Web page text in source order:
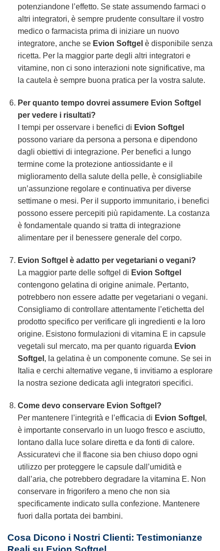
potenziandone l’effetto. Se state assumendo farmaci o
altri integratori, è sempre prudente consultare il vostro
medico o farmacista prima di iniziare un nuovo
integratore, anche se Evion Softgel è disponibile senza
ricetta. Per la maggior parte degli altri integratori e
vitamine, non ci sono interazioni note significative, ma
la cautela è sempre buona pratica per la vostra salute.
Per quanto tempo dovrei assumere Evion Softgel
per vedere i risultati?
I tempi per osservare i benefici di Evion Softgel
possono variare da persona a persona e dipendono
dagli obiettivi di integrazione. Per benefici a lungo
termine come la protezione antiossidante e il
miglioramento della salute della pelle, è consigliabile
un’assunzione regolare e continuativa per diverse
settimane o mesi. Per il supporto immunitario, i benefici
possono essere percepiti più rapidamente. La costanza
è fondamentale quando si tratta di integrazione
alimentare per il benessere generale del corpo.
Evion Softgel è adatto per vegetariani o vegani?
La maggior parte delle softgel di Evion Softgel
contengono gelatina di origine animale. Pertanto,
potrebbero non essere adatte per vegetariani o vegani.
Consigliamo di controllare attentamente l’etichetta del
prodotto specifico per verificare gli ingredienti e la loro
origine. Esistono formulazioni di vitamina E in capsule
vegetali sul mercato, ma per quanto riguarda Evion
Softgel , la gelatina è un componente comune. Se sei in
Italia e cerchi alternative vegane, ti invitiamo a esplorare
la nostra sezione dedicata agli integratori specifici.
Come devo conservare Evion Softgel?
Per mantenere l’integrità e l’efficacia di Evion Softgel ,
è importante conservarlo in un luogo fresco e asciutto,
lontano dalla luce solare diretta e da fonti di calore.
Assicuratevi che il flacone sia ben chiuso dopo ogni
utilizzo per proteggere le capsule dall’umidità e
dall’aria, che potrebbero degradare la vitamina E. Non
conservare in frigorifero a meno che non sia
specificamente indicato sulla confezione. Mantenere
fuori dalla portata dei bambini.
Cosa Dicono i Nostri Clienti: Testimonianze